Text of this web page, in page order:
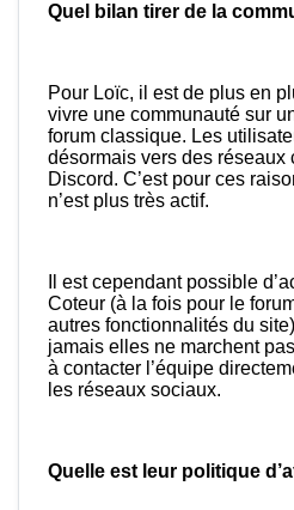
Quel bilan tirer de la
Pour Loïc, il est de plus en
vivre une communauté sur
forum classique. Les
désormais vers des réseaux
Discord. C’est pour ces
n’est plus très actif.
Il est cependant possible
Coteur (à la fois pour le
autres fonctionnalités du
jamais elles ne marchent
à contacter l’équipe
les réseaux sociaux.
Quelle est leur politique